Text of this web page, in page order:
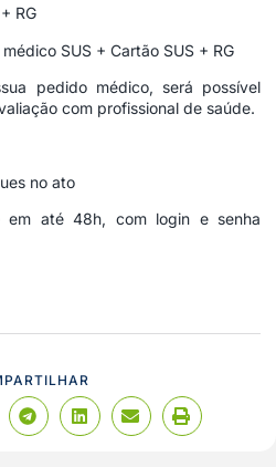
RG
SUS + Cartão SUS + RG
pedido médico, será possível
com profissional de saúde.
no ato
em até 48h, com login e senha